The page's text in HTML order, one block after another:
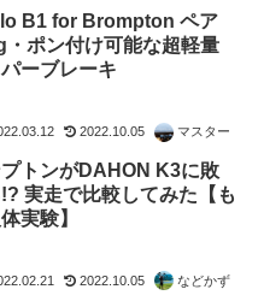
B1 for Brompton ペア
・ポン付け可能な超軽量
ーブレーキ
2022.10.05 マスター
トンがDAHON K3に敗
実走で比較してみた【も
実験】
2022.10.05 などかず